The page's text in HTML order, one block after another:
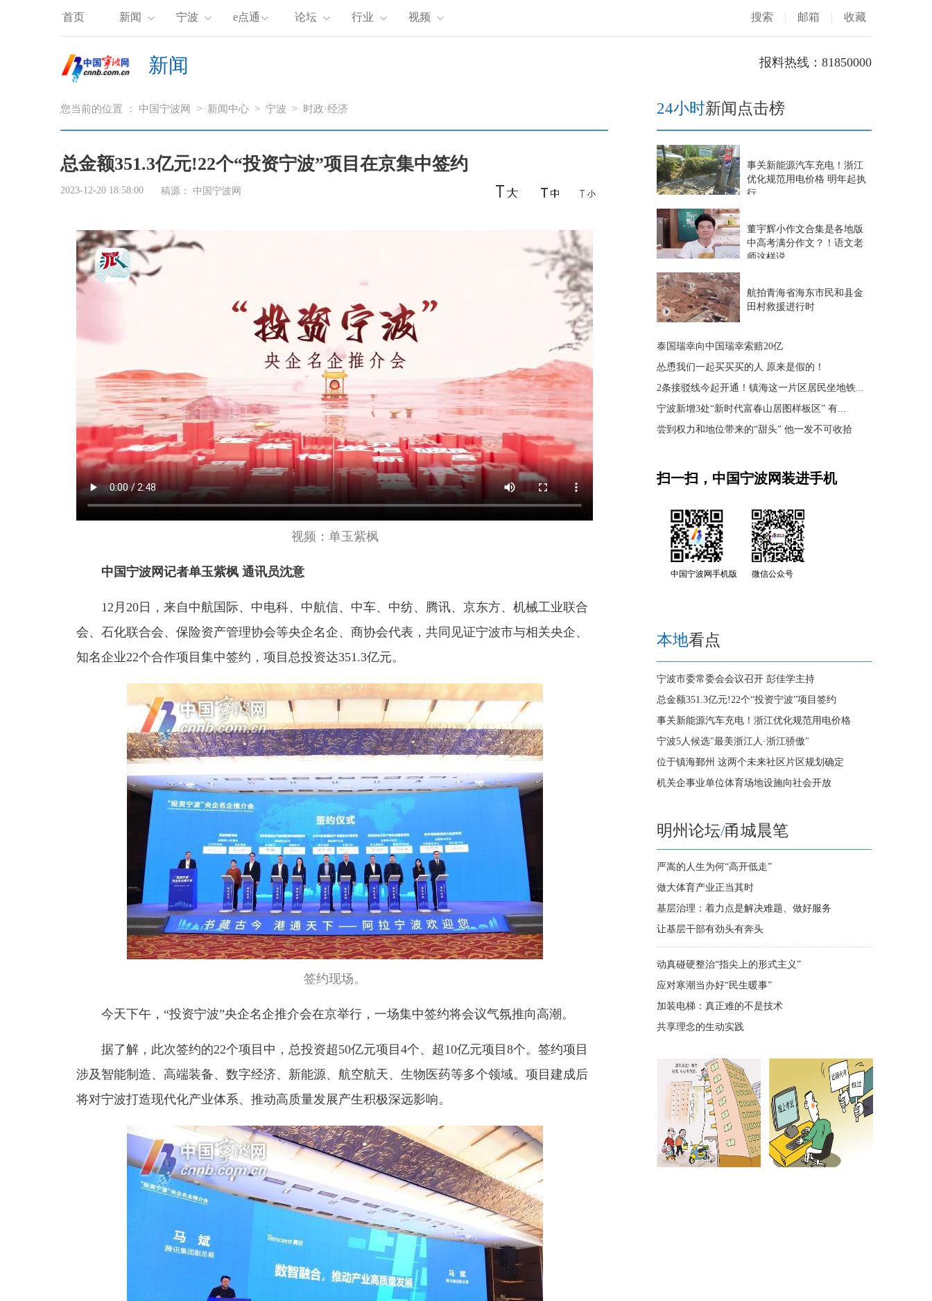
首页 新闻 宁波 e点通 论坛 行业 视频 搜索 | 邮箱 | 收藏
新闻 报料热线：81850000
您当前的位置 ： 中国宁波网 > 新闻中心 > 宁波 > 时政·经济
总金额351.3亿元!22个“投资宁波”项目在京集中签约
2023-12-20 18:58:00 稿源： 中国宁波网
视频：单玉紫枫
中国宁波网记者单玉紫枫 通讯员沈意
12月20日，来自中航国际、中电科、中航信、中车、中纺、腾讯、京东方、机械工业联合
会、石化联合会、保险资产管理协会等央企名企、商协会代表，共同见证宁波市与相关央企、
知名企业22个合作项目集中签约，项目总投资达351.3亿元。
签约现场。
今天下午，“投资宁波”央企名企推介会在京举行，一场集中签约将会议气氛推向高潮。
据了解，此次签约的22个项目中，总投资超50亿元项目4个、超10亿元项目8个。签约项目
涉及智能制造、高端装备、数字经济、新能源、航空航天、生物医药等多个领域。项目建成后
将对宁波打造现代化产业体系、推动高质量发展产生积极深远影响。
24小时新闻点击榜
事关新能源汽车充电！浙江
优化规范用电价格 明年起执
行
董宇辉小作文合集是各地版
中高考满分作文？！语文老
师这样说
航拍青海省海东市民和县金
田村救援进行时
泰国瑞幸向中国瑞幸索赔20亿
怂恿我们一起买买买的人 原来是假的！
2条接驳线今起开通！镇海这一片区居民坐地铁...
宁波新增3处“新时代富春山居图样板区” 有...
尝到权力和地位带来的“甜头” 他一发不可收拾
扫一扫，中国宁波网装进手机
中国宁波网手机版 微信公众号
本地看点
宁波市委常委会会议召开 彭佳学主持
总金额351.3亿元!22个“投资宁波”项目签约
事关新能源汽车充电！浙江优化规范用电价格
宁波5人候选"最美浙江人·浙江骄傲"
位于镇海鄞州 这两个未来社区片区规划确定
机关企事业单位体育场地设施向社会开放
明州论坛/甬城晨笔
严嵩的人生为何“高开低走”
做大体育产业正当其时
基层治理：着力点是解决难题、做好服务
让基层干部有劲头有奔头
动真碰硬整治“指尖上的形式主义”
应对寒潮当办好“民生暖事”
加装电梯：真正难的不是技术
共享理念的生动实践